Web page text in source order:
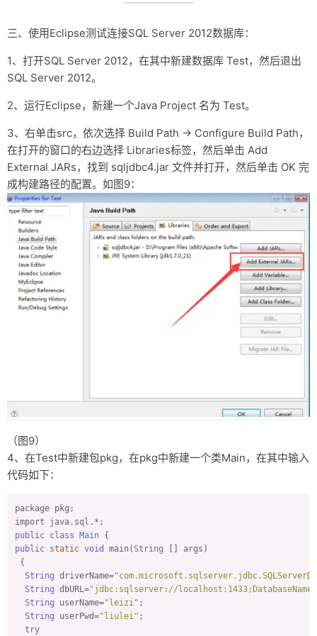
三、使用Eclipse测试连接SQL Server 2012数据库：
1、打开SQL Server 2012，在其中新建数据库 Test，然后退出
SQL Server 2012。
2、运行Eclipse，新建一个Java Project 名为 Test。
3、右单击src，依次选择 Build Path → Configure Build Path，
在打开的窗口的右边选择 Libraries标签，然后单击 Add
External JARs，找到 sqljdbc4.jar 文件并打开，然后单击 OK 完
成构建路径的配置。如图9：
（图9）
4、在Test中新建包pkg，在pkg中新建一个类Main，在其中输入
代码如下：
package pkg;
public class Main
public static void main( String [] args)
{
String driverName=
String dbURL="jdbc:sqlserver://
String userName="leizi" ;
String userPwd="liulei" ;
try